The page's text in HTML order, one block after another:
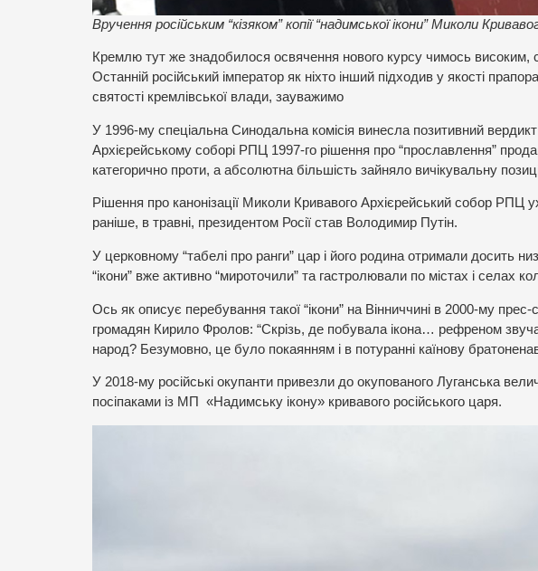
Вручення російським “кізяком” копії “надимської ікони” Миколи
Кремлю тут же знадобилося освячення нового курсу чимось високим,
Останній російський імператор як ніхто інший підходив у якості
святості кремлівської влади, зауважимо
У 1996-му спеціальна Синодальна комісія винесла позитивний
Архієрейському соборі РПЦ 1997-го рішення про “прославлення”
категорично проти, а абсолютна більшість зайняло вичікувальну
Рішення про канонізації Миколи Кривавого Архієрейський собор РПЦ
раніше, в травні, президентом Росії став Володимир Путін.
У церковному “табелі про ранги” цар і його родина отримали досить
“ікони” вже активно “мироточили” та гастролювали по містах і селах
Ось як описує перебування такої “ікони” на Вінниччині в 2000-му
громадян Кирило Фролов: “Скрізь, де побувала ікона… рефреном
народ? Безумовно, це було покаянням і в потуранні каїнову
У 2018-му російські окупанти привезли до окупованого Луганська
посіпаками із МП «Надимську ікону» кривавого російського царя.